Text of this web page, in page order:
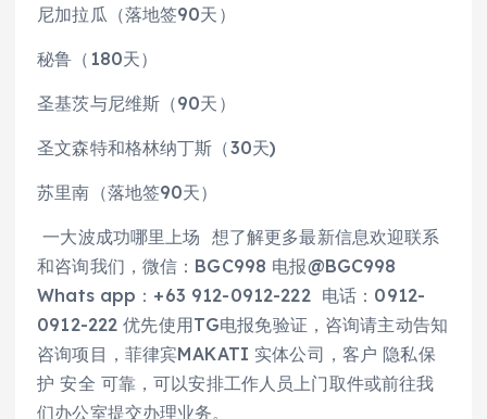
尼加拉瓜（落地签90天）
秘鲁（180天）
圣基茨与尼维斯（90天）
圣文森特和格林纳丁斯（30天)
苏里南（落地签90天）
一大波成功哪里上场 想了解更多最新信息欢迎联系
和咨询我们，微信：BGC998 电报@BGC998
Whats app：+63 912-0912-222 电话：0912-
0912-222 优先使用TG电报免验证，咨询请主动告知
咨询项目，菲律宾MAKATI 实体公司，客户 隐私保
护 安全 可靠，可以安排工作人员上门取件或前往我
们办公室提交办理业务。